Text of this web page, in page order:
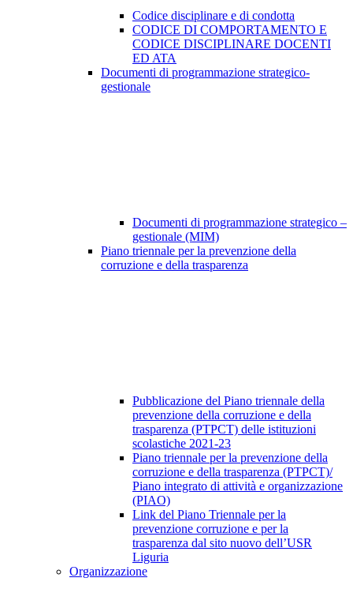
Codice disciplinare e di condotta
CODICE DI COMPORTAMENTO E
CODICE DISCIPLINARE DOCENTI
ED ATA
Documenti di programmazione strategico-
gestionale
Documenti di programmazione strategico –
gestionale (MIM)
Piano triennale per la prevenzione della
corruzione e della trasparenza
Pubblicazione del Piano triennale della
prevenzione della corruzione e della
trasparenza (PTPCT) delle istituzioni
scolastiche 2021-23
Piano triennale per la prevenzione della
corruzione e della trasparenza (PTPCT)/
Piano integrato di attività e organizzazione
(PIAO)
Link del Piano Triennale per la
prevenzione corruzione e per la
trasparenza dal sito nuovo dell’USR
Liguria
Organizzazione